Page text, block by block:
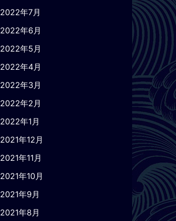
2022年7月
2022年6月
2022年5月
2022年4月
2022年3月
2022年2月
2022年1月
2021年12月
2021年11月
2021年10月
2021年9月
2021年8月